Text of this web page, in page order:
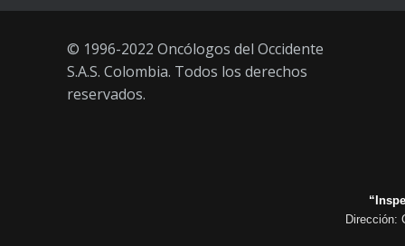
© 1996-2022 Oncólogos del Occidente
S.A.S. Colombia. Todos los derechos
reservados.
Dirección: